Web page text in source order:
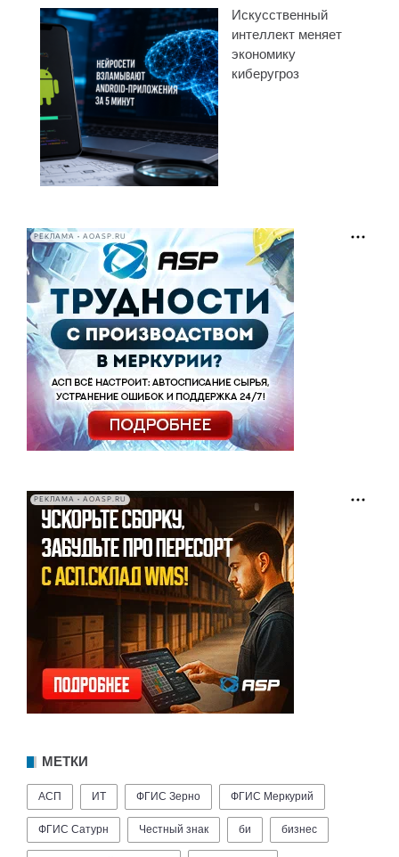
Искусственный
интеллект меняет
экономику
киберугроз
РЕКЛАМА • AOASP.RU
РЕКЛАМА • AOASP.RU
МЕТКИ
АСП ИТ ФГИС Зерно ФГИС Меркурий
ФГИС Сатурн Честный знак би бизнес